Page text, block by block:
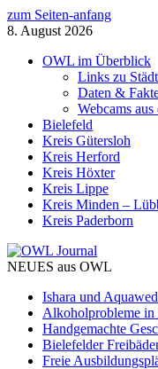
zum Seiten-anfang
8. August 2026
OWL im Überblick
Links zu
Daten &
Webcams
Bielefeld
Kreis Gütersloh
Kreis Herford
Kreis Höxter
Kreis Lippe
Kreis Minden –
Kreis Paderborn
NEUES aus OWL
Ishara und
Alkoholprobleme in
Handgemachte
Bielefelder
Freie